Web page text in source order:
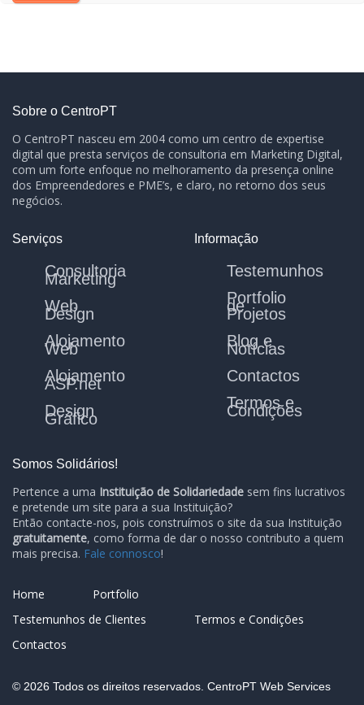
Sobre o CentroPT
O CentroPT nasceu em 2004 como um centro de expertise
digital que presta serviços de consultoria em Marketing Digital,
com um forte enfoque no melhoramento da presença online
dos Empreendedores e PME’s, e claro, no retorno dos seus
negócios.
Serviços
Consultoria
Marketing
Web
Design
Alojamento
Web
Alojamento
ASP.net
Design
Gráfico
Informação
Testemunhos
Portfolio
de
Projetos
Blog e
Notícias
Contactos
Termos e
Condições
Somos Solidários!
Pertence a uma Instituição de Solidariedade sem fins lucrativos
e pretende um site para a sua Instituição?
Então contacte-nos, pois construímos o site da sua Instituição
gratuitamente, como forma de dar o nosso contributo a quem
mais precisa. Fale connosco!
Home
Portfolio
Testemunhos de Clientes
Termos e Condições
Contactos
© 2026 Todos os direitos reservados. CentroPT Web Services